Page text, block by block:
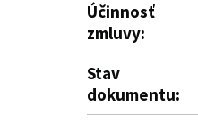
Účinnosť
zmluvy:
Stav
dokumentu: